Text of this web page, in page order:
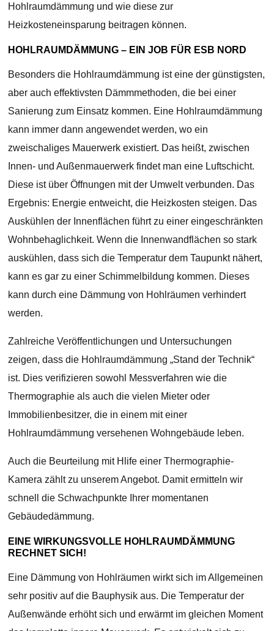
Hohlraumdämmung und wie diese zur
Heizkosteneinsparung beitragen können.
HOHLRAUMDÄMMUNG – EIN JOB FÜR ESB NORD
Besonders die Hohlraumdämmung ist eine der günstigsten,
aber auch effektivsten Dämmmethoden, die bei einer
Sanierung zum Einsatz kommen. Eine Hohlraumdämmung
kann immer dann angewendet werden, wo ein
zweischaliges Mauerwerk existiert. Das heißt, zwischen
Innen- und Außenmauerwerk findet man eine Luftschicht.
Diese ist über Öffnungen mit der Umwelt verbunden. Das
Ergebnis: Energie entweicht, die Heizkosten steigen. Das
Auskühlen der Innenflächen führt zu einer eingeschränkten
Wohnbehaglichkeit. Wenn die Innenwandflächen so stark
auskühlen, dass sich die Temperatur dem Taupunkt nähert,
kann es gar zu einer Schimmelbildung kommen. Dieses
kann durch eine Dämmung von Hohlräumen verhindert
werden.
Zahlreiche Veröffentlichungen und Untersuchungen
zeigen, dass die Hohlraumdämmung „Stand der Technik“
ist. Dies verifizieren sowohl Messverfahren wie die
Thermographie als auch die vielen Mieter oder
Immobilienbesitzer, die in einem mit einer
Hohlraumdämmung versehenen Wohngebäude leben.
Auch die Beurteilung mit Hlife einer Thermographie-
Kamera zählt zu unserem Angebot. Damit ermitteln wir
schnell die Schwachpunkte Ihrer momentanen
Gebäudedämmung.
EINE WIRKUNGSVOLLE HOHLRAUMDÄMMUNG
RECHNET SICH!
Eine Dämmung von Hohlräumen wirkt sich im Allgemeinen
sehr positiv auf die Bauphysik aus. Die Temperatur der
Außenwände erhöht sich und erwärmt im gleichen Moment